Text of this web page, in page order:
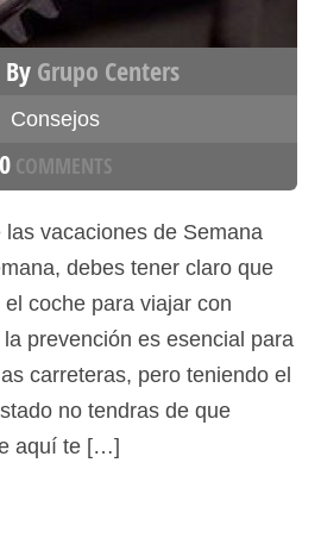
Grupo Centers
Consejos
0COMMENTS
vacaciones de Semana
debes tener claro que
coche para viajar con
prevención es esencial para
carreteras, pero teniendo el
no tendras de que
aquí te […]